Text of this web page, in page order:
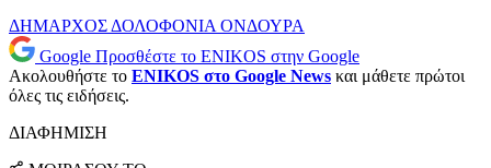
ΔΗΜΑΡΧΟΣ ΔΟΛΟΦΟΝΙΑ ΟΝΔΟΥΡΑ
Google Προσθέστε το ENIKOS στην Google
Ακολουθήστε το ENIKOS στο Google News και μάθετε πρώτοι
όλες τις ειδήσεις.
ΔΙΑΦΗΜΙΣΗ